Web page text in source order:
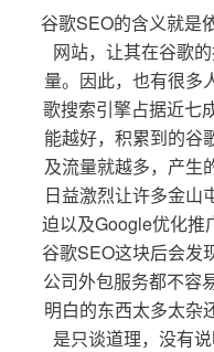
谷歌SEO的含义就是
网站，让其在谷歌
量。因此，也有很多
歌搜索引擎占据近七
能越好，积累到的谷
及流量就越多，产生
日益激烈让许多金山
迫以及Google优化推
谷歌SEO这块后会发
公司外包服务都不容
明白的东西太多太杂
是只谈道理，没有